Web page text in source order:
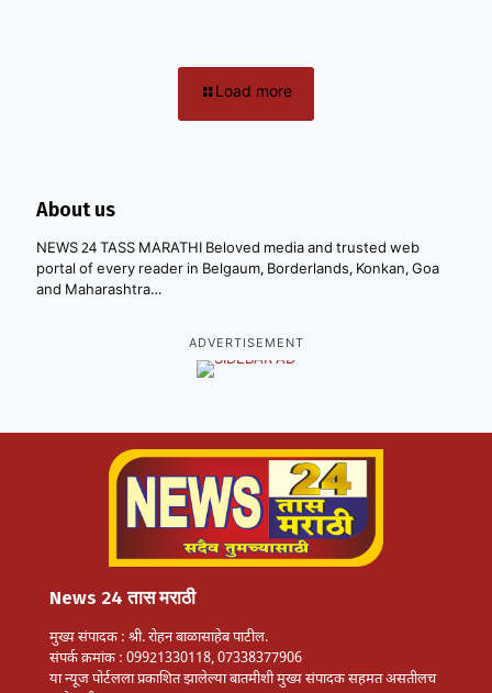
Load more
About us
NEWS 24 TASS MARATHI Beloved media and trusted web
portal of every reader in Belgaum, Borderlands, Konkan, Goa
and Maharashtra…
ADVERTISEMENT
News 24 तास मराठी
मुख्य संपादक : श्री. रोहन बाळासाहेब पाटील.
संपर्क क्रमांक : 09921330118, 07338377906
या न्यूज पोर्टलला प्रकाशित झालेल्या बातमीशी मुख्य संपादक सहमत असतीलच